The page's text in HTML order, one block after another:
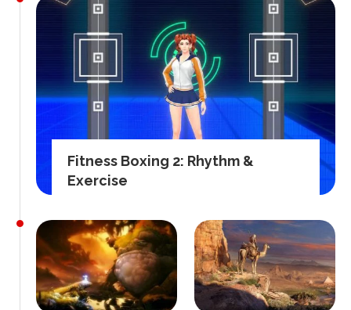
Fitness Boxing 2: Rhythm &
Exercise